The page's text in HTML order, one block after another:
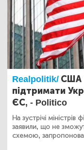
Realpolitik/ США
підтримати
ЄС, - Politico
На зустрічі
заявили, що не
схемою,